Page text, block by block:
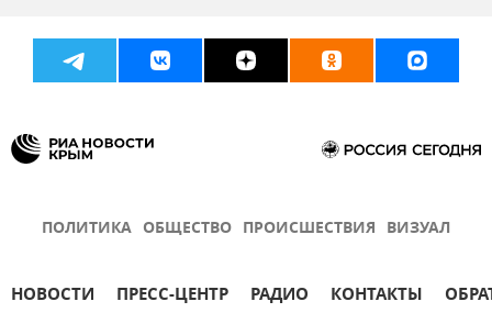
Жилье Жилье в Крыму Недвижимость
Недвижимость в Крыму Цены в Крыму
ПОЛИТИКА ОБЩЕСТВО ПРОИСШЕСТВИЯ ВИЗУАЛ
НОВОСТИ ПРЕСС-ЦЕНТР РАДИО КОНТАКТЫ